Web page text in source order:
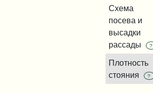
Схема
посева и
высадки
рассады
?
Плотность
стояния
?